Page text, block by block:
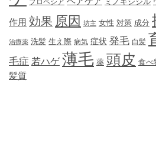
プロペシア
作用 効果 原因 坊主 女性 対策 成分
治療薬 洗髪 生え際 病気 症状 発毛 白髪
毛症 若ハゲ 薄毛 薬 頭皮 食べ
髪質